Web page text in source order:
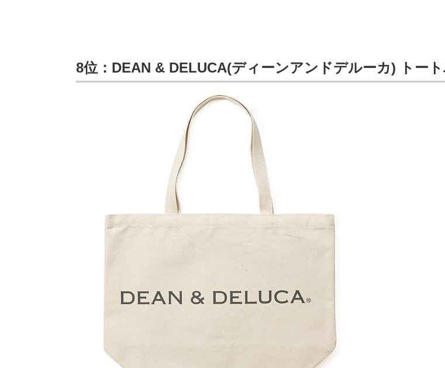
8位：DEAN & DELUCA(ディーンアンドデルーカ) トー